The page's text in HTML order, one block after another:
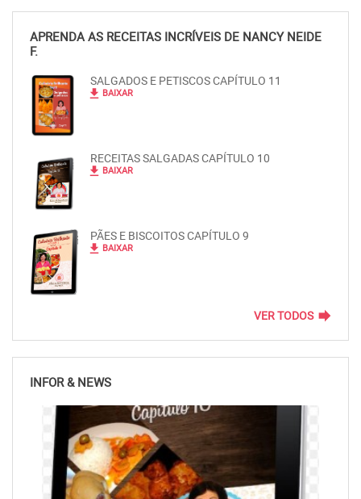
APRENDA AS RECEITAS INCRÍVEIS DE NANCY NEIDE
F.
SALGADOS E PETISCOS CAPÍTULO 11
file_download BAIXAR
RECEITAS SALGADAS CAPÍTULO 10
file_download BAIXAR
PÃES E BISCOITOS CAPÍTULO 9
file_download BAIXAR
VER TODOS forward
INFOR & NEWS